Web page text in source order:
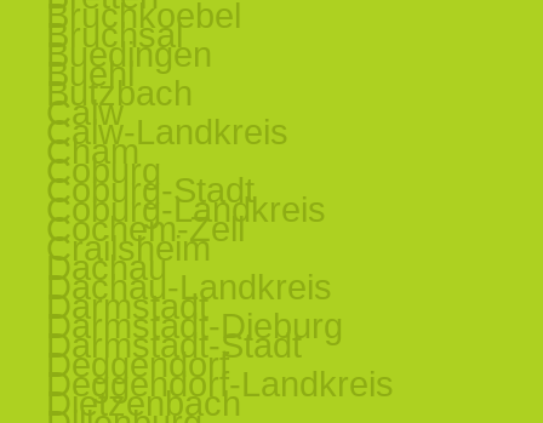
Bruchkoebel
Bruchsal
Buedingen
Buehl
Butzbach
Calw
Calw-Landkreis
Cham
Coburg
Coburg-Stadt
Coburg-Landkreis
Cochem-Zell
Crailsheim
Dachau
Dachau-Landkreis
Darmstadt
Darmstadt-Dieburg
Darmstadt-Stadt
Deggendorf
Deggendorf-Landkreis
Dietzenbach